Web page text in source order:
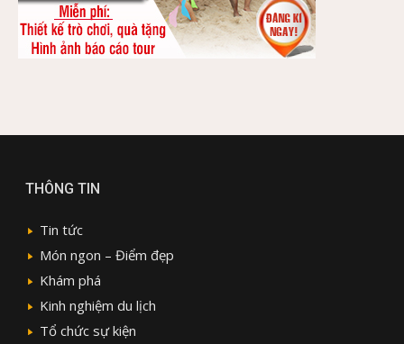
THÔNG TIN
Tin tức
Món ngon – Điểm đẹp
Khám phá
Kinh nghiệm du lịch
Tổ chức sự kiện